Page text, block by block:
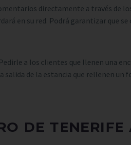
directamente a través de
en su red. Podrá garantizar que
a los clientes que llenen una
salida de la estancia que rellenen un
DE